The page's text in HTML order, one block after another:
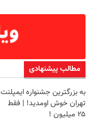
مطالب پیشنهادی
به بزرگترین جشنواره ایمپلنت
تهران خوش اومدید! | فقط
۲۵ میلیون !